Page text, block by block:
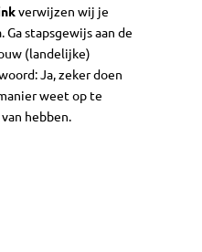
verwijzen wij je
stapsgewijs aan de
(landelijke)
Ja, zeker doen
weet op te
hebben.